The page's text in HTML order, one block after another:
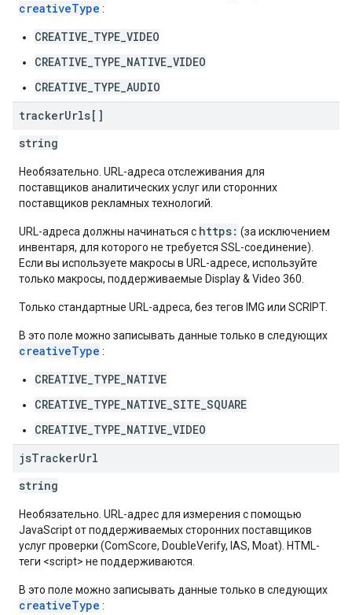
creativeType :
CREATIVE_TYPE_VIDEO
CREATIVE_TYPE_NATIVE_VIDEO
CREATIVE_TYPE_AUDIO
trackerUrls[]
string
Необязательно. URL-адреса отслеживания для
поставщиков аналитических услуг или сторонних
поставщиков рекламных технологий.
URL-адреса должны начинаться с https: (за исключением
инвентаря, для которого не требуется SSL-соединение).
Если вы используете макросы в URL-адресе, используйте
только макросы, поддерживаемые Display & Video 360.
Только стандартные URL-адреса, без тегов IMG или SCRIPT.
В это поле можно записывать данные только в следующих
creativeType :
CREATIVE_TYPE_NATIVE
CREATIVE_TYPE_NATIVE_SITE_SQUARE
CREATIVE_TYPE_NATIVE_VIDEO
jsTrackerUrl
string
Необязательно. URL-адрес для измерения с помощью
JavaScript от поддерживаемых сторонних поставщиков
услуг проверки (ComScore, DoubleVerify, IAS, Moat). HTML-
теги <script> не поддерживаются.
В это поле можно записывать данные только в следующих
creativeType :